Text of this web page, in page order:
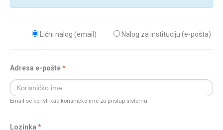
Lični nalog (email) Nalog za instituciju (e-pošta)
Adresa e-pošte
Email se koristi kao korisničko ime za pristup sistemu
Lozinka